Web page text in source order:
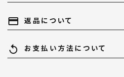
payment 返品について
replay お支払い方法について